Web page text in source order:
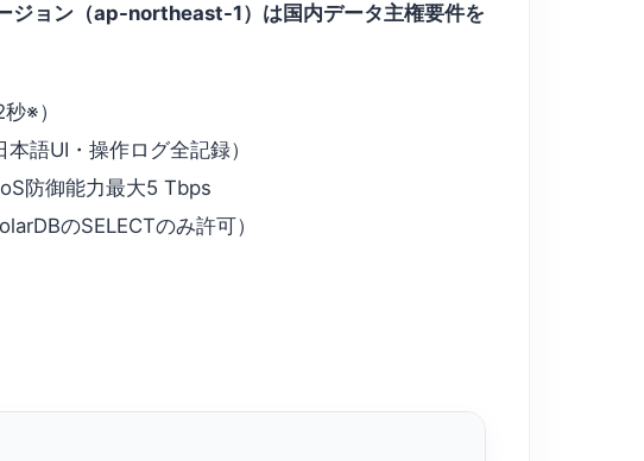
ジョン（ap-northeast-1）は国内データ主権要件を
※）
語UI・操作ログ全記録）
防御能力最大5 Tbps
のSELECTのみ許可）